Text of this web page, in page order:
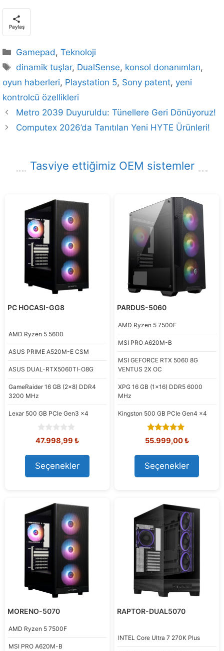
Paylaş
Kategoriler
Gamepad ,Teknoloji
Etiketler
dinamik tuşlar, DualSense, konsol donanımları,
oyun haberleri, Playstation 5, Sony patent, yeni
kontrolcü özellikleri
Metro 2039 Duyuruldu: Tünellere Geri Dönüyoruz!
Computex 2026’da Tanıtılan Yeni HYTE Ürünleri!
Tasviye ettiğimiz OEM sistemler
PC HOCASI-GG8
AMD Ryzen 5 5600
ASUS PRIME A520M-E CSM
ASUS DUAL-RTX5060TI-O8G
GameRaider 16 GB (2x8) DDR4
3200 MHz
Lexar 500 GB PCIe Gen3 x4
0
u
t
o
Orijinal
58.450,11 ₺.
47.998,99 ₺Şu
Seçenekler
PARDUS-5060
AMD Ryzen 5 7500F
MSI PRO A620M-B
MSI GEFORCE RTX 5060 8G
VENTUS 2X OC
XPG 16 GB (1x16) DDR5 6000
MHz
Kingston 500 GB PCIe Gen4 x4
5.00
out of 5
Orijinal
61.595,93 ₺.
55.999,00₺Şu
Seçenekler
MORENO-5070
AMD Ryzen 5 7500F
MSI PRO A620M-B
RAPTOR-DUAL5070
INTEL Core Ultra 7 270K Plus